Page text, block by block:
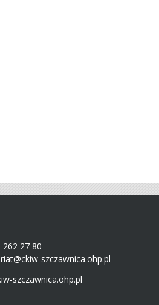
27 80
szczawnica.ohp.pl
szczawnica.ohp.pl